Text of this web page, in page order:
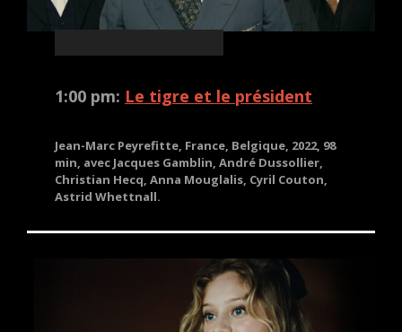
1:00 pm: Le tigre et le président
Jean-Marc Peyrefitte, France, Belgique, 2022, 98
min, avec Jacques Gamblin, André Dussollier,
Christian Hecq, Anna Mouglalis, Cyril Couton,
Astrid Whettnall.